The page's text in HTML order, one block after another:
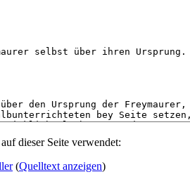
dieser Seite verwendet:
(Quelltext anzeigen)